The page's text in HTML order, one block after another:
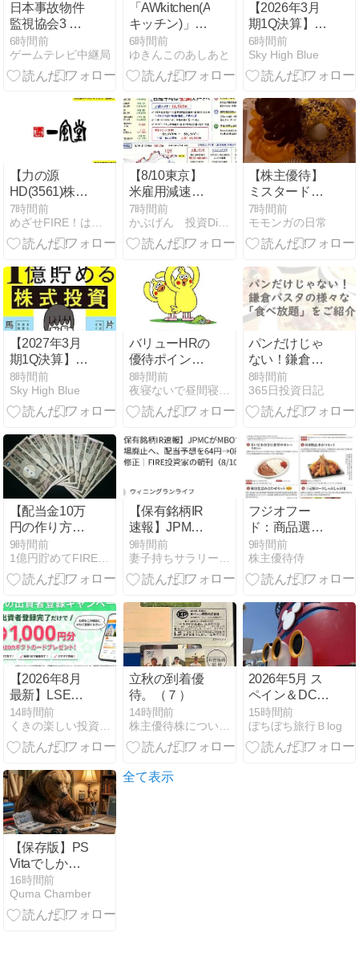
日本事故物件
監視協会3 異
変攻略 まとめ
解説【JSP3】
6時間前
ゲームテレビ中継局
「AWkitchen(AW
キッチン)」
で、トマトを
練りこんだタ
リアテッレの
スタ食べた
よ！／渋谷ス
クランブルス
クエア
6時間前
ゆきんこのあしあと
【2026年3月
期1Q決算】
NTTは増収増
益 進捗率はそ
こそこ
6時間前
Sky High Blue
【力の源
HD(3561)株主
優待】一風堂
の食事券がも
らえる！優待
長期保有メリ
ットを解説
7時間前
【8/10東京】
米雇用減速で
半導体株追い
風、日経平均
6万6500円試
158.00円攻防
7時間前
【株主優待】
ミスタードー
ナツ ダスキ
ン (4665)
7時間前
モモンガの日常
【2027年3月
期1Q決算】イ
ビデンは増収
増益 通期予想
を上方修正
8時間前
Sky High Blue
バリューHRの
優待ポイント
をdポイント
へ等価交換
8時間前
パンだけじゃ
ない！鎌倉パ
スタの様々な
「食べ放題」
をご紹介
8時間前
365日投資日記
【配当金10万
円の作り方】
1株から始め
て年間配当68
万円まで増や
9時間前
1億円貯めてFIREを目指すブログ
【保有銘柄IR
速報】JPMC
がMBOで上場
廃止へ、配当
予想を64円
｜FIRE投資家
（8/10）
9時間前
フジオフー
ド：商品選択
2026年6月権
利(2752)・株
主優待券また
ど食品中心
9時間前
株主優待侍
【2026年8月
最新】LSEED
クラファン！
Amazonギフ
トカード最大
らう方法
14時間前
立秋の到着優
待。（７）
14時間前
2026年5月 ス
ペイン＆DCL
地中海クルー
ズ【旅行記
⑬】７日目 デ
15時間前
ぼちぼち旅行Ｂlog
【保存版】PS
Vitaでしか遊
べない！他ハ
ード未移植の
ゲームソフト
16時間前
Quma Chamber
全て表示